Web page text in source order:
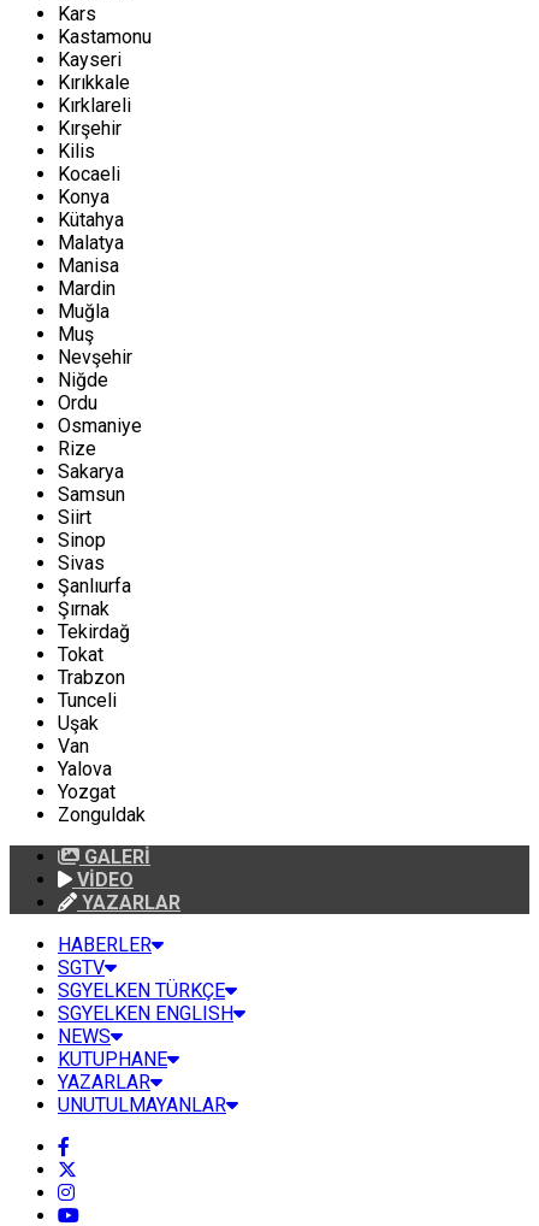
Kars
Kastamonu
Kayseri
Kırıkkale
Kırklareli
Kırşehir
Kilis
Kocaeli
Konya
Kütahya
Malatya
Manisa
Mardin
Muğla
Muş
Nevşehir
Niğde
Ordu
Osmaniye
Rize
Sakarya
Samsun
Siirt
Sinop
Sivas
Şanlıurfa
Şırnak
Tekirdağ
Tokat
Trabzon
Tunceli
Uşak
Van
Yalova
Yozgat
Zonguldak
GALERİ
VİDEO
YAZARLAR
HABERLER
SGTV
SGYELKEN TÜRKÇE
SGYELKEN ENGLISH
NEWS
KUTUPHANE
YAZARLAR
UNUTULMAYANLAR